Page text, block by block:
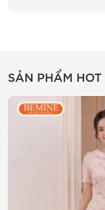
Khi lần đầu chạm tay
ngũ BEMINE đã dành
tinh chỉnh phần cổ
thương mại mà vẫn
mẫu đầm ngoài thị
cổ sau khi làm sạch,
BEMINE cổ sen đính
chúng tôi xử lý ép
tạo kiểu dáng ban
những sản phẩm
tỉ tỉ, tạo ra hiệu ứng
SẢN PHẨM HOT